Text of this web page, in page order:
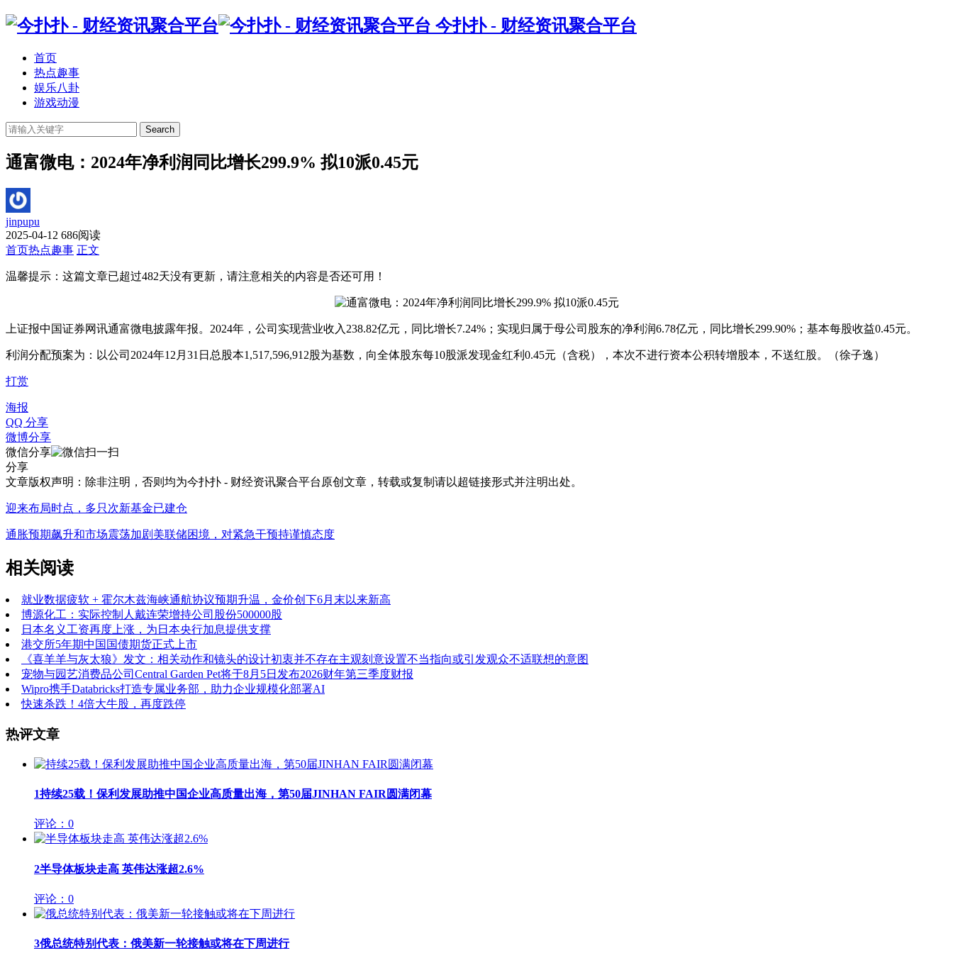
今扑扑 - 财经资讯聚合平台
首页
热点趣事
娱乐八卦
游戏动漫
Search
通富微电：2024年净利润同比增长299.9% 拟10派0.45元
jinpupu
2025-04-12 686阅读
首页热点趣事 正文
温馨提示：这篇文章已超过482天没有更新，请注意相关的内容是否还可用！
上证报中国证券网讯通富微电披露年报。2024年，公司实现营业收入238.82亿元，同比增长7.24%；实现归属于母公司股东的净利润6.78亿元，同比增长299.90%；基本每股收益0.45元。
利润分配预案为：以公司2024年12月31日总股本1,517,596,912股为基数，向全体股东每10股派发现金红利0.45元（含税），本次不进行资本公积转增股本，不送红股。（徐子逸）
打赏
海报
QQ 分享
微博分享
微信分享
分享
文章版权声明：除非注明，否则均为今扑扑 - 财经资讯聚合平台 原创文章，转载或复制请以超链接形式并注明出处。
迎来布局时点，多只次新基金已建仓
通胀预期飙升和市场震荡加剧美联储困境，对紧急干预持谨慎态度
相关阅读
就业数据疲软 + 霍尔木兹海峡通航协议预期升温，金价创下6月末以来新高
博源化工：实际控制人戴连荣增持公司股份500000股
日本名义工资再度上涨，为日本央行加息提供支撑
港交所5年期中国国债期货正式上市
《喜羊羊与灰太狼》发文：相关动作和镜头的设计初衷并不存在主观刻意设置不当指向或引发观众不适联想的意图
宠物与园艺消费品公司Central Garden Pet将于8月5日发布2026财年第三季度财报
Wipro携手Databricks打造专属业务部，助力企业规模化部署AI
快速杀跌！4倍大牛股，再度跌停
热评文章
1持续25载！保利发展助推中国企业高质量出海，第50届JINHAN FAIR圆满闭幕
评论：0
2半导体板块走高 英伟达涨超2.6%
评论：0
3俄总统特别代表：俄美新一轮接触或将在下周进行